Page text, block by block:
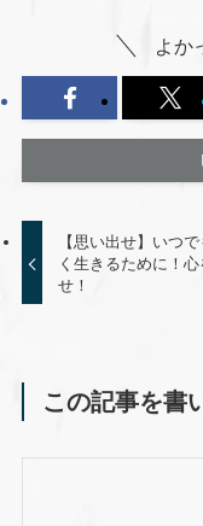
よか
【思い出せ】いつ
く生きるために！
せ！
この記事を書